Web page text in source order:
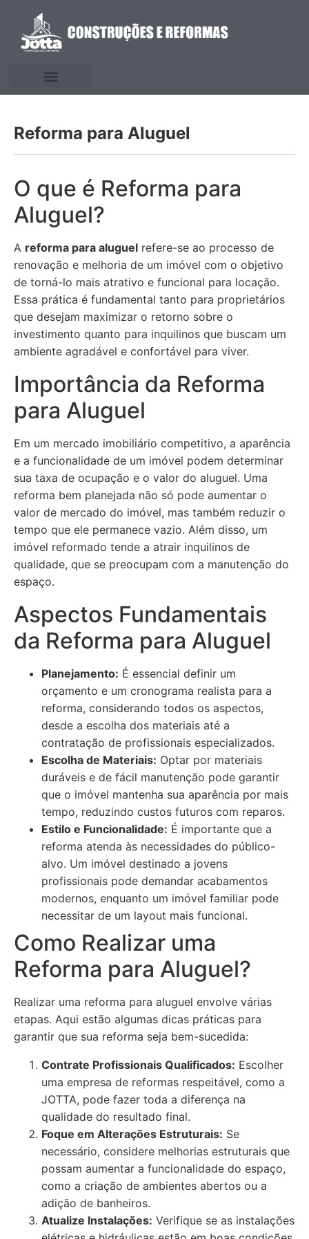
Reforma para Aluguel
O que é Reforma para
Aluguel?
A reforma para aluguel refere-se ao processo de
renovação e melhoria de um imóvel com o objetivo
de torná-lo mais atrativo e funcional para locação.
Essa prática é fundamental tanto para proprietários
que desejam maximizar o retorno sobre o
investimento quanto para inquilinos que buscam um
ambiente agradável e confortável para viver.
Importância da Reforma
para Aluguel
Em um mercado imobiliário competitivo, a aparência
e a funcionalidade de um imóvel podem determinar
sua taxa de ocupação e o valor do aluguel. Uma
reforma bem planejada não só pode aumentar o
valor de mercado do imóvel, mas também reduzir o
tempo que ele permanece vazio. Além disso, um
imóvel reformado tende a atrair inquilinos de
qualidade, que se preocupam com a manutenção do
espaço.
Aspectos Fundamentais
da Reforma para Aluguel
Planejamento: É essencial definir um
orçamento e um cronograma realista para a
reforma, considerando todos os aspectos,
desde a escolha dos materiais até a
contratação de profissionais especializados.
Escolha de Materiais: Optar por materiais
duráveis e de fácil manutenção pode garantir
que o imóvel mantenha sua aparência por mais
tempo, reduzindo custos futuros com reparos.
Estilo e Funcionalidade: É importante que a
reforma atenda às necessidades do público-
alvo. Um imóvel destinado a jovens
profissionais pode demandar acabamentos
modernos, enquanto um imóvel familiar pode
necessitar de um layout mais funcional.
Como Realizar uma
Reforma para Aluguel?
Realizar uma reforma para aluguel envolve várias
etapas. Aqui estão algumas dicas práticas para
garantir que sua reforma seja bem-sucedida:
Contrate Profissionais Qualificados: Escolher
uma empresa de reformas respeitável, como a
JOTTA, pode fazer toda a diferença na
qualidade do resultado final.
Foque em Alterações Estruturais: Se
necessário, considere melhorias estruturais que
possam aumentar a funcionalidade do espaço,
como a criação de ambientes abertos ou a
adição de banheiros.
Atualize Instalações: Verifique se as instalações